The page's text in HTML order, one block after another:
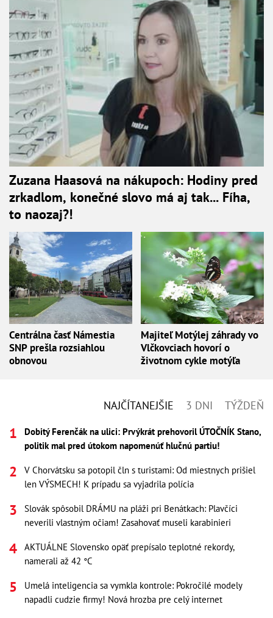
Zuzana Haasová na nákupoch: Hodiny pred
zrkadlom, konečné slovo má aj tak... Fíha,
to naozaj?!
Centrálna časť Námestia
SNP prešla rozsiahlou
obnovou
Majiteľ Motýlej záhrady vo
Vlčkovciach hovorí o
životnom cykle motýľa
NAJČÍTANEJŠIE 3 DNI TÝŽDEŇ
Dobitý Ferenčák na ulici: Prvýkrát prehovoril ÚTOČNÍK Stano,
politik mal pred útokom napomenúť hlučnú partiu!
V Chorvátsku sa potopil čln s turistami: Od miestnych prišiel
len VÝSMECH! K prípadu sa vyjadrila polícia
Slovák spôsobil DRÁMU na pláži pri Benátkach: Plavčíci
neverili vlastným očiam! Zasahovať museli karabinieri
AKTUÁLNE Slovensko opäť prepísalo teplotné rekordy,
namerali až 42 °C
Umelá inteligencia sa vymkla kontrole: Pokročilé modely
napadli cudzie firmy! Nová hrozba pre celý internet